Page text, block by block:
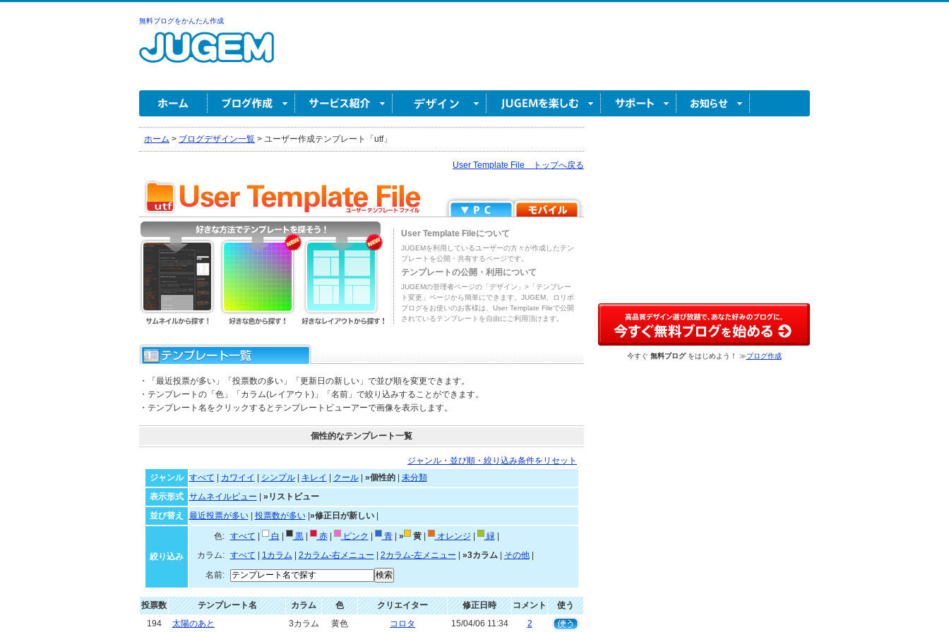
無料ブログをかんたん作成
ホーム > ブログデザイン一覧 > ユーザー作成テンプレート「utf」
User Template File トップへ戻る
User Template Fileについて
JUGEMを利用しているユーザーの方々が作成したテン
プレートを公開・共有するページです。
テンプレートの公開・利用について
JUGEMの管理者ページの「デザイン」>「テンプレー
ト変更」ページから簡単にできます。JUGEM、ロリポ
ブログをお使いのお客様は、User Template Fileで公開
されているテンプレートを自由にご利用頂けます。
・「最近投票が多い」「投票数の多い」「更新日の新しい」で並び順を変更できます。
・テンプレートの「色」「カラム(レイアウト)」「名前」で絞り込みすることができます。
・テンプレート名をクリックするとテンプレートビューアーで画像を表示します。
個性的なテンプレート一覧
ジャンル・並び順・絞り込み条件をリセット
ジャンル
すべて カワイイ シンプル| キレイ クール| »個性的| 未分類
表示形式
サムネイルビュー
»リストビュー
並び替え
最近投票が多い| 投票数が多い| »修正日が新しい|
絞り込み
色: すべて 白 黒| 赤| ピンク 青| » 黄| オレンジ 緑|
カラム:
すべて 1カラム 2カラム-右メニュー 2カラム-左メニュー »3カラム| その他|
名前:
投票数 テンプレート名 カラム 色 クリエイター 修正日時 コメント
使う
194
太陽のあと 3カラム 黄色 コロタ 15/04/06 11:34 2
今すぐ 無料ブログをはじめよう！ ≫ブログ作成